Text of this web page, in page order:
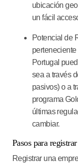
ubicación
un fácil
Potencial de
Portugal
sea a través
pasivos) o a
programa
últimas
cambiar.
Pasos para
Registrar una